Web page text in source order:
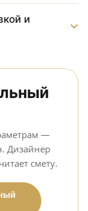
и
—
Дизайнер
смету.